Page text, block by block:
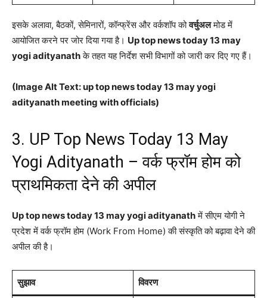
इसके अलावा, बैठकों, सेमिनारों, कॉन्फ्रेंस और वर्कशॉप कोवर्चुअलमोड में
आयोजित करने पर जोर दिया गया है। Up top news today 13 may
yogi adityanathके तहत यह निर्देश सभी विभागों को जारी कर दिए गए हैं।
(Image Alt Text: up top news today 13 may yogi
adityanath meeting with officials)
3. UP Top News Today 13 May
Yogi Adityanath – वर्क फ्रॉम होम को
प्राथमिकता देने की अपील
Up top news today 13 may yogi adityanathमें सीएम योगी ने
प्रदेश में वर्क फ्रॉम होम (Work From Home) की संस्कृति को बढ़ावा देने की
अपील की है।
सुझाव विवरण